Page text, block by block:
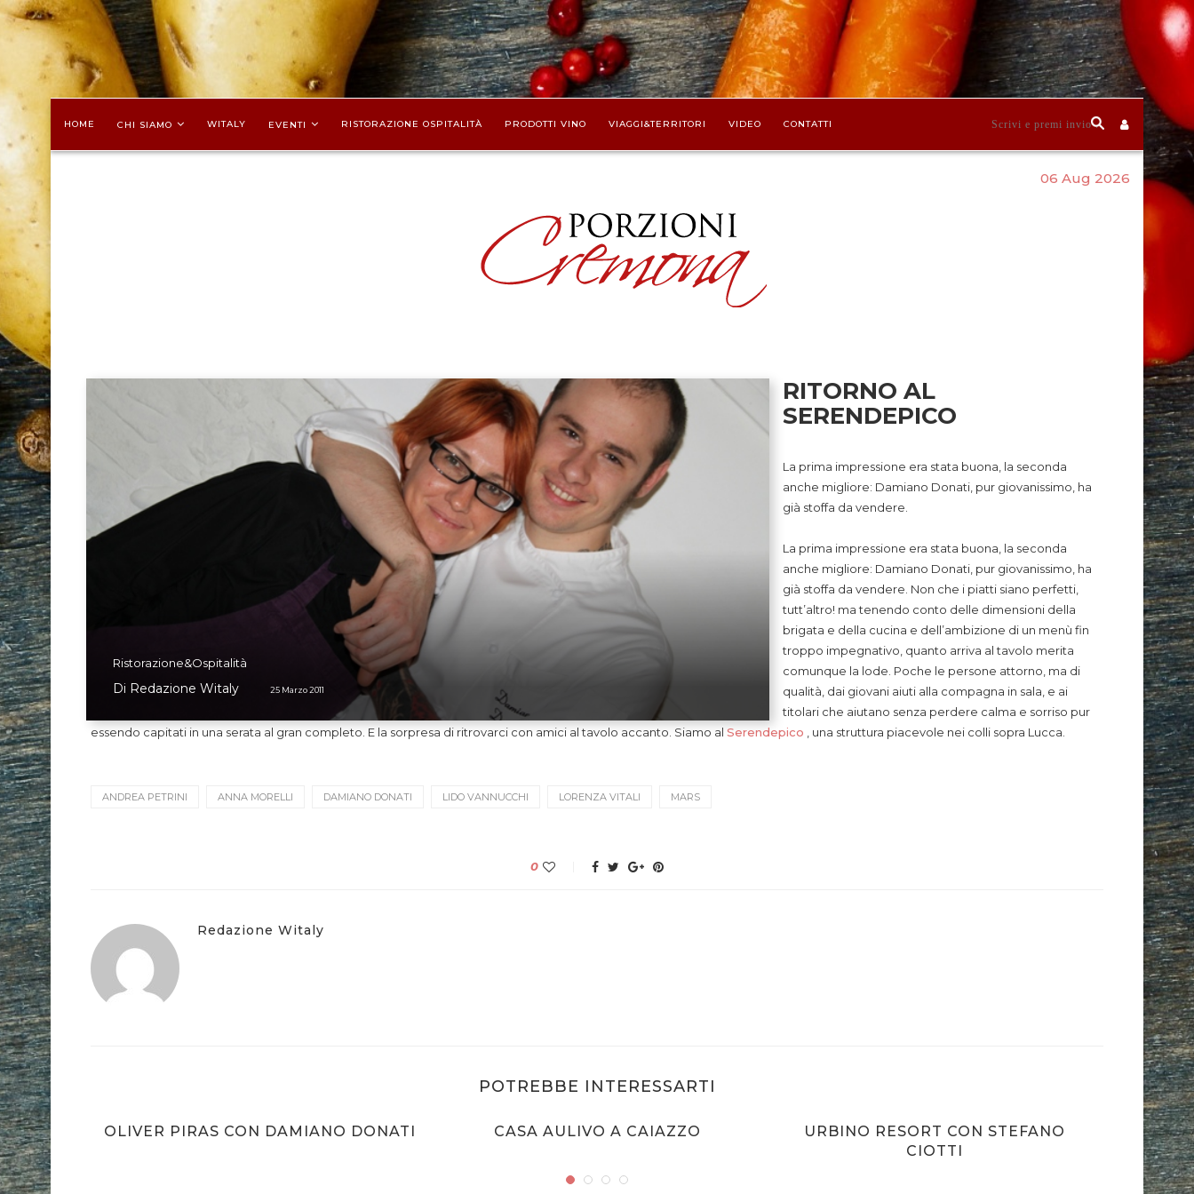
HOME CHI SIAMO WITALY EVENTI RISTORAZIONE OSPITALITÀ PRODOTTI VINO VIAGGI&TERRITORI VIDEO CONTATTI
06 Aug 2026
Ristorazione&Ospitalità
Di Redazione Witaly 25 Marzo 2011
RITORNO AL
SERENDEPICO
La prima impressione era stata buona, la seconda
anche migliore: Damiano Donati, pur giovanissimo, ha
già stoffa da vendere.
La prima impressione era stata buona, la seconda
anche migliore: Damiano Donati, pur giovanissimo, ha
già stoffa da vendere. Non che i piatti siano perfetti,
tutt’altro! ma tenendo conto delle dimensioni della
brigata e della cucina e dell’ambizione di un menù fin
troppo impegnativo, quanto arriva al tavolo merita
comunque la lode. Poche le persone attorno, ma di
qualità, dai giovani aiuti alla compagna in sala, e ai
titolari che aiutano senza perdere calma e sorriso pur
essendo capitati in una serata al gran completo. E la sorpresa di ritrovarci con amici al tavolo accanto. Siamo al Serendepico , una struttura piacevole nei colli sopra Lucca.
ANDREA PETRINI ANNA MORELLI DAMIANO DONATI LIDO VANNUCCHI LORENZA VITALI MARS
0
Redazione Witaly
POTREBBE INTERESSARTI
OLIVER PIRAS CON DAMIANO DONATI CASA AULIVO A CAIAZZO
URBINO RESORT CON STEFANO
CIOTTI